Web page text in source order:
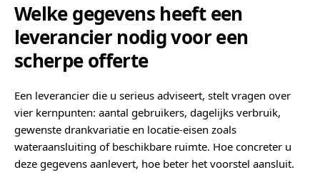
Welke gegevens heeft een
leverancier nodig voor een
scherpe offerte
Een leverancier die u serieus adviseert, stelt vragen over
vier kernpunten: aantal gebruikers, dagelijks verbruik,
gewenste drankvariatie en locatie-eisen zoals
wateraansluiting of beschikbare ruimte. Hoe concreter u
deze gegevens aanlevert, hoe beter het voorstel aansluit.